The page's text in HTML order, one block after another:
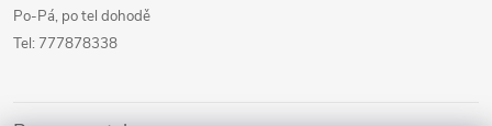
Po-Pá, po tel dohodě
Tel: 777878338